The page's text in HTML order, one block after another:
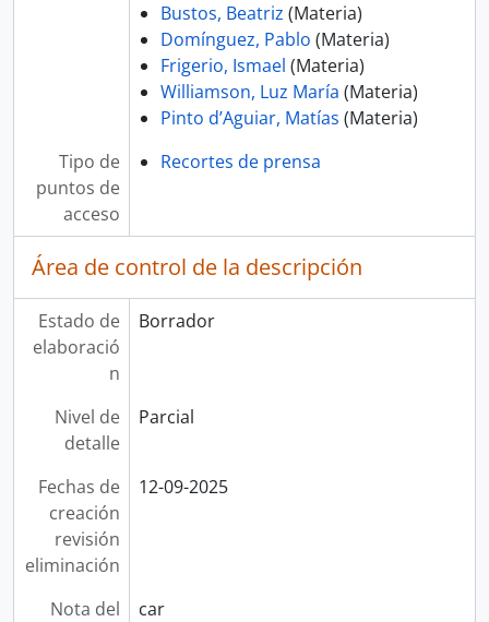
Bustos, Beatriz (Materia)
Domínguez, Pablo (Materia)
Frigerio, Ismael (Materia)
Williamson, Luz María (Materia)
Pinto d’Aguiar, Matías (Materia)
Tipo de
puntos de
acceso
Recortes de prensa
Área de control de la descripción
Estado de
elaboració
n
Borrador
Nivel de
detalle
Parcial
Fechas de
creación
revisión
eliminación
12-09-2025
Nota del
car